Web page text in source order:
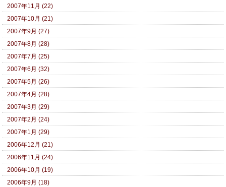
2007年11月 (22)
2007年10月 (21)
2007年9月 (27)
2007年8月 (28)
2007年7月 (25)
2007年6月 (32)
2007年5月 (26)
2007年4月 (28)
2007年3月 (29)
2007年2月 (24)
2007年1月 (29)
2006年12月 (21)
2006年11月 (24)
2006年10月 (19)
2006年9月 (18)